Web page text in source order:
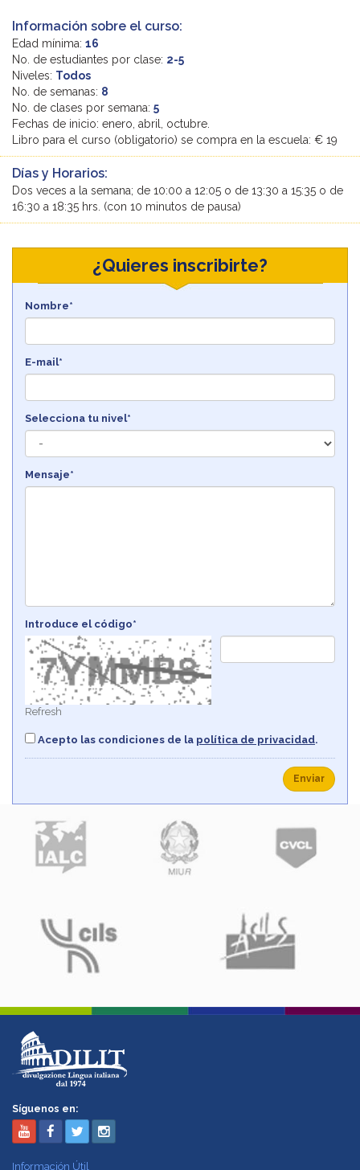
Información sobre el curso:
Edad mínima: 16
No. de estudiantes por clase: 2-5
Niveles: Todos
No. de semanas: 8
No. de clases por semana: 5
Fechas de inicio: enero, abril, octubre.
Libro para el curso (obligatorio) se compra en la escuela: € 19
Días y Horarios:
Dos veces a la semana; de 10:00 a 12:05 o de 13:30 a 15:35 o de
16:30 a 18:35 hrs. (con 10 minutos de pausa)
¿Quieres inscribirte?
Nombre*
E-mail*
Selecciona tu nivel*
Mensaje*
Introduce el código*
Refresh
Acepto las condiciones de la política de privacidad.
Enviar
Síguenos en:
Información Útil